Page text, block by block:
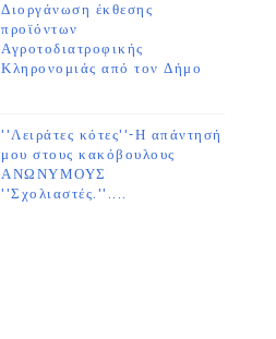
Διοργάνωση έκθεσης
προϊόντων
Αγροτοδιατροφικής
Κληρονομιάς από τον Δήμο
''Λειράτες κότες''-Η απάντησή
μου στους κακόβουλους
ΑΝΩΝΥΜΟΥΣ
''Σχολιαστές.''....